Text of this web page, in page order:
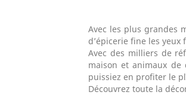
Avec les plus grandes
d’épicerie fine les yeux
Avec des milliers de
maison et animaux
puissiez en profiter le
Découvrez toute la